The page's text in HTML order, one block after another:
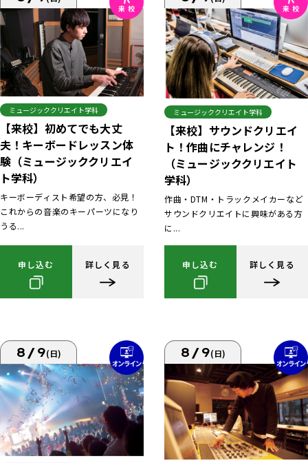
ミュージッククリエイト学科
【来校】初めてでも大丈
夫！キーボードレッスン体
験（ミュージッククリエイ
ト学科）
キーボーディスト希望の方、必見！
これからの音楽のキーパーツになり
うる...
申し込む 詳しく見る
ミュージッククリエイト学科
【来校】サウンドクリエイ
ト！作曲にチャレンジ！
（ミュージッククリエイト
学科）
作曲・DTM・トラックメイカーなど
サウンドクリエイトに興味がある方
に...
申し込む 詳しく見る
8/9(日) 8/9(日)